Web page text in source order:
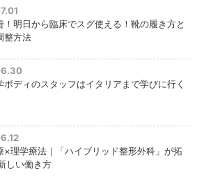
！明日から臨床でスグ使える！靴の履き方と
整方法
ボディのスタッフはイタリアまで学びに行く
×理学療法｜「ハイブリッド整形外科」が拓
しい働き方